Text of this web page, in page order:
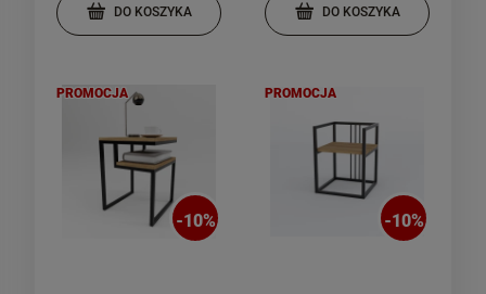
DO KOSZYKA DO KOSZYKA
-10%
PROMOCJA
-10%
PROMOCJA